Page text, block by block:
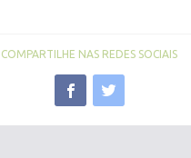
COMPARTILHE NAS REDES SOCIAIS